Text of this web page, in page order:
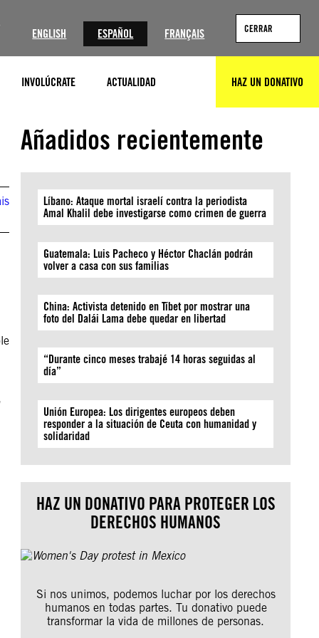
ENGLISH ESPAÑOL FRANÇAIS CERRAR
INVOLÚCRATE ACTUALIDAD HAZ UN DONATIVO
Añadidos recientemente
Líbano: Ataque mortal israelí contra la periodista
Amal Khalil debe investigarse como crimen de guerra
Guatemala: Luis Pacheco y Héctor Chaclán podrán
volver a casa con sus familias
China: Activista detenido en Tíbet por mostrar una
foto del Dalái Lama debe quedar en libertad
“Durante cinco meses trabajé 14 horas seguidas al
día”
Unión Europea: Los dirigentes europeos deben
responder a la situación de Ceuta con humanidad y
solidaridad
HAZ UN DONATIVO PARA PROTEGER LOS
DERECHOS HUMANOS
Si nos unimos, podemos luchar por los derechos
humanos en todas partes. Tu donativo puede
transformar la vida de millones de personas.